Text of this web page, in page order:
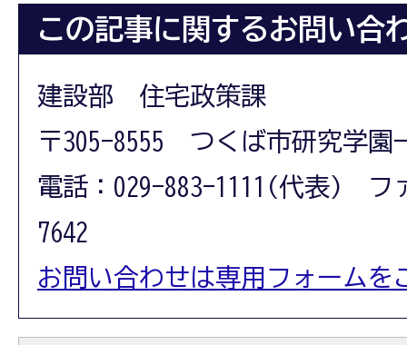
この記事に関するお問い合
建設部 住宅政策課
〒305-8555 つくば市研究学園
電話：029-883-1111(代表) フ
7642
お問い合わせは専用フォームを